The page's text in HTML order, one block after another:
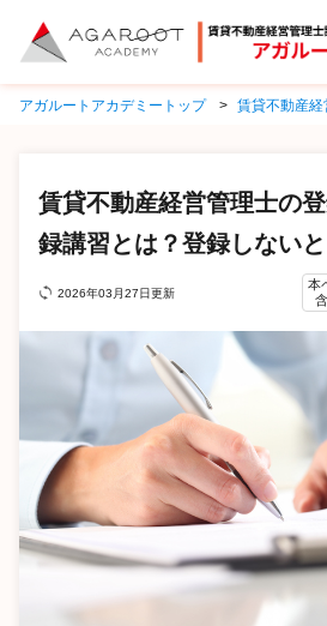
アガルートアカデミートップ 賃貸不動産
賃貸不動産経営管理士の
録講習とは？登録しない
2026年03月27日更新
本